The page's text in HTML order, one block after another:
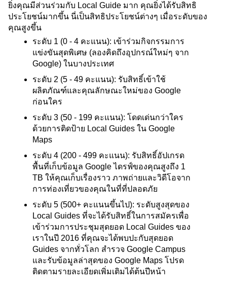
ยิ่งคุณมีส่วนร่วมกับ Local Guide มาก คุณยิ่งได้รับสิทธิ
ประโยชน์มากขึ้น นี่เป็นสิทธิประโยชน์ต่างๆ เมื่อระดับของ
คุณสูงขึ้น
ระดับ 1 (0 - 4 คะแนน): เข้าร่วมกิจกรรมการ
แข่งขันสุดพิเศษ (ลองคิดถึงอุปกรณ์ใหม่ๆ จาก
Google) ในบางประเทศ
ระดับ 2 (5 - 49 คะแนน): รับสิทธิ์เข้าใช้
ผลิตภัณฑ์และคุณลักษณะใหม่ของ Google
ก่อนใคร
ระดับ 3 (50 - 199 คะแนน): โดดเด่นกว่าใคร
ด้วยการติดป้าย Local Guides ใน Google
Maps
ระดับ 4 (200 - 499 คะแนน): รับสิทธิ์อัปเกรด
พื้นที่เก็บข้อมูล Google ไดรฟ์ของคุณสูงถึง 1
TB ให้คุณเก็บเรื่องราว ภาพถ่ายและวิดีโอจาก
การท่องเที่ยวของคุณในที่ที่ปลอดภัย
ระดับ 5 (500+ คะแนนขึ้นไป): ระดับสูงสุดของ
Local Guides ที่จะได้รับสิทธิ์ในการสมัครเพื่อ
เข้าร่วมการประชุมสุดยอด Local Guides ของ
เราในปี 2016 ที่คุณจะได้พบปะกับสุดยอด
Guides จากทั่วโลก สำรวจ Google Campus
และรับข้อมูลล่าสุดของ Google Maps โปรด
ติดตามรายละเอียดเพิ่มเติมได้ต้นปีหน้า